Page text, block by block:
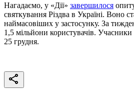
Нагадаємо, у «Дії» завершилося
святкування Різдва в Україні. Воно
наймасовіших у застосунку. За
1,5 мільйони користувачів.
25 грудня.